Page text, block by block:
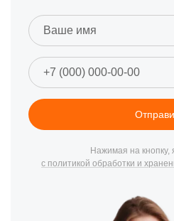
Нажимая на кнопку,
с политикой обработки и